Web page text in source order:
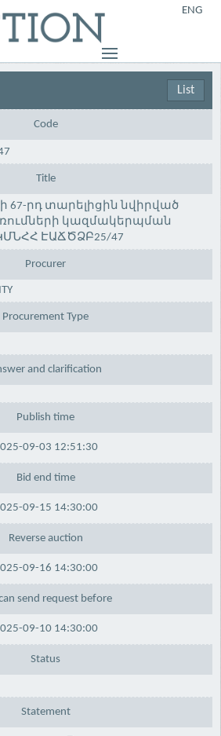
ENG
List
Code
Title
67-րդ տարելիցին նվիրված
կազմակերպման
ԷԱՃԾՁԲ25/47
Procurer
Procurement Type
and clarification
Publish time
09-03 12:51:30
Bid end time
09-15 14:30:00
Reverse auction
09-16 14:30:00
send request before
09-10 14:30:00
Status
Statement